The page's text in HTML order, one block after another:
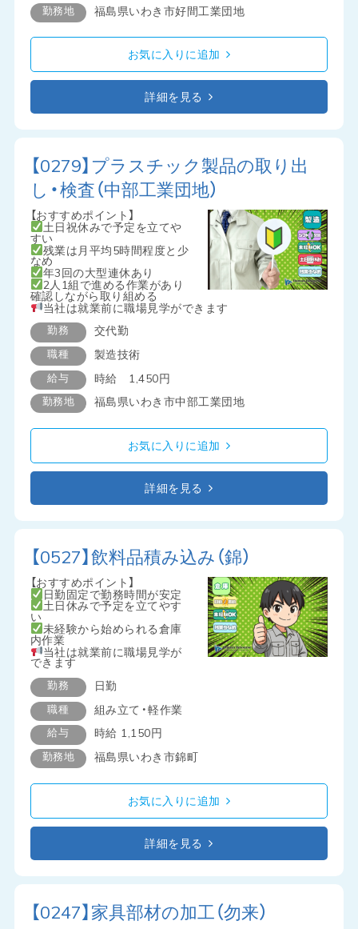
勤務地 福島県いわき市好間工業団地
お気に入りに追加
詳細を見る
【0279】プラスチック製品の取り出
し・検査（中部工業団地）
【おすすめポイント】
土日祝休みで予定を立てや
すい
残業は月平均5時間程度と少
なめ
年3回の大型連休あり
2人1組で進める作業があり
確認しながら取り組める
当社は就業前に職場見学ができます
勤務 交代勤
職種 製造技術
給与 時給 1,450円
勤務地 福島県いわき市中部工業団地
お気に入りに追加
詳細を見る
【0527】飲料品積み込み（錦）
【おすすめポイント】
日勤固定で勤務時間が安定
土日休みで予定を立てやす
い
未経験から始められる倉庫
内作業
当社は就業前に職場見学が
できます
勤務 日勤
職種 組み立て・軽作業
給与 時給 1,150円
勤務地 福島県いわき市錦町
お気に入りに追加
詳細を見る
【0247】家具部材の加工（勿来）